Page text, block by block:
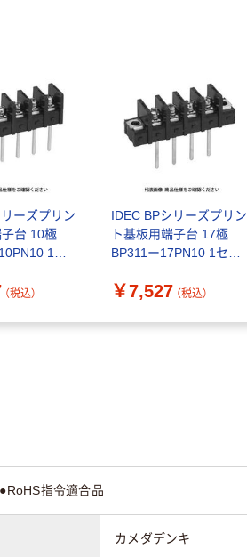
ーズプリン
子台 10極
1セ
（税込）
IDEC BPシリーズプリン
ト基板用端子台 17極
BP311ー17PN10 1セッ
￥7,527 （税込）
指令適合品
カメダデンキ